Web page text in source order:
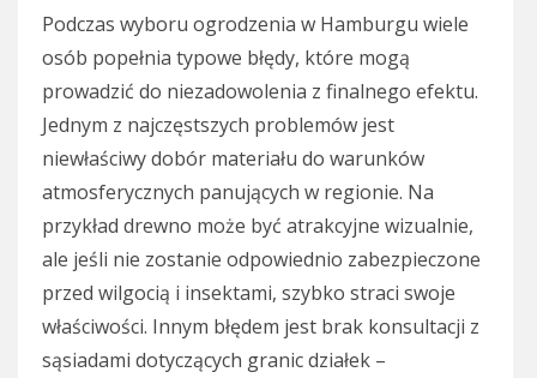
Podczas wyboru ogrodzenia w Hamburgu wiele
osób popełnia typowe błędy, które mogą
prowadzić do niezadowolenia z finalnego efektu.
Jednym z najczęstszych problemów jest
niewłaściwy dobór materiału do warunków
atmosferycznych panujących w regionie. Na
przykład drewno może być atrakcyjne wizualnie,
ale jeśli nie zostanie odpowiednio zabezpieczone
przed wilgocią i insektami, szybko straci swoje
właściwości. Innym błędem jest brak konsultacji z
sąsiadami dotyczących granic działek –